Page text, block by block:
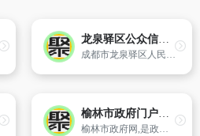
龙泉驿区公众信息网
成都市龙泉驿区人民政府官方网站
榆林市政府门户网站
榆林市政府网,是政府面向社会的统一平台,是宣传榆林、展示榆林对外开放形象的主要窗口,是沟通公众、加强与公众联系的重要纽带。通过走进榆林、政务公开、公众参与、市长信箱、兴榆论坛、在线访谈栏目,特别是网上办事栏目开设的百件实事网上办等内容,使访问者在了解政府具体运作的同时,可在家里获取丰富的、